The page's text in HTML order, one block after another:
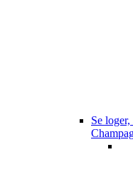
Se